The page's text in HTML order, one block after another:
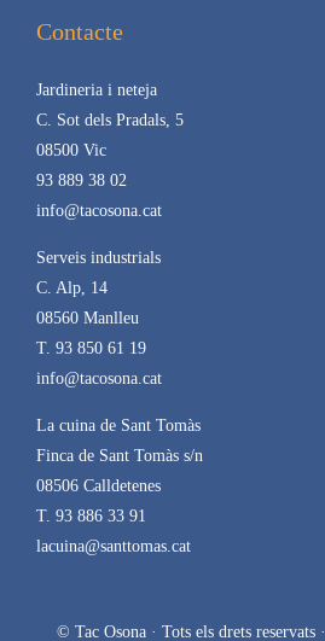
Contacte
Jardineria i neteja
C. Sot dels Pradals, 5
08500 Vic
93 889 38 02
info@tacosona.cat
Serveis industrials
C. Alp, 14
08560 Manlleu
T. 93 850 61 19
info@tacosona.cat
La cuina de Sant Tomàs
Finca de Sant Tomàs s/n
08506 Calldetenes
T. 93 886 33 91
lacuina@santtomas.cat
© Tac Osona · Tots els drets reservats ·